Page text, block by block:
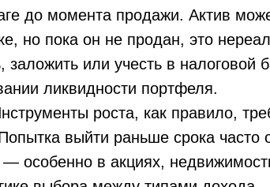
до момента продажи. Актив
но пока он не продан, это
заложить или учесть в налоговой
ликвидности портфеля.
роста, как правило,
выйти раньше срока часто
особенно в акциях,